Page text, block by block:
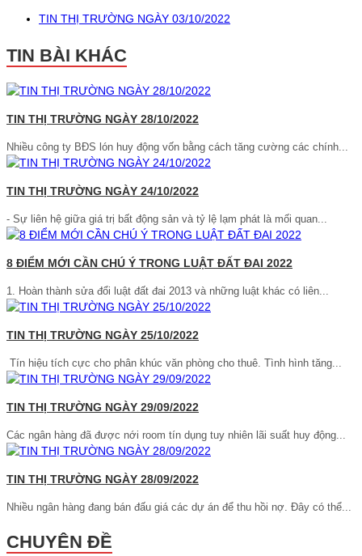
TIN THỊ TRƯỜNG NGÀY 03/10/2022
TIN BÀI KHÁC
TIN THỊ TRƯỜNG NGÀY 28/10/2022
Nhiều công ty BĐS lón huy động vốn bằng cách tăng cường các chính...
TIN THỊ TRƯỜNG NGÀY 24/10/2022
- Sự liên hệ giữa giá trị bất động sản và tỷ lệ lạm phát là mối quan...
8 ĐIỂM MỚI CẦN CHÚ Ý TRONG LUẬT ĐẤT ĐAI 2022
1. Hoàn thành sửa đổi luật đất đai 2013 và những luật khác có liên...
TIN THỊ TRƯỜNG NGÀY 25/10/2022
Tín hiệu tích cực cho phân khúc văn phòng cho thuê. Tình hình tăng...
TIN THỊ TRƯỜNG NGÀY 29/09/2022
Các ngân hàng đã được nới room tín dụng tuy nhiên lãi suất huy động...
TIN THỊ TRƯỜNG NGÀY 28/09/2022
Nhiều ngân hàng đang bán đấu giá các dự án để thu hồi nợ. Đây có thể...
CHUYÊN ĐỀ